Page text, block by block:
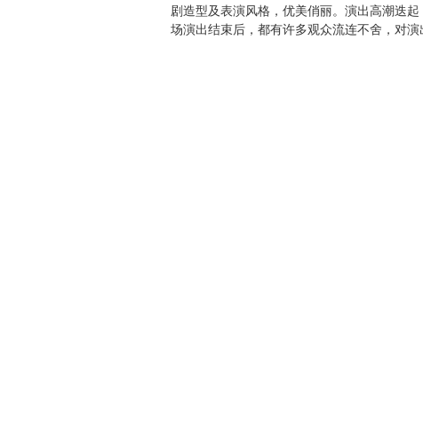
剧造型及表演风格，优美俏丽。演出高潮迭
场演出结束后，都有许多观众流连不舍，对